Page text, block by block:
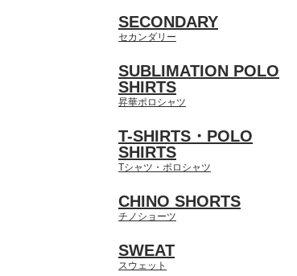
SECONDARY
セカンダリー
SUBLIMATION POLO
SHIRTS
昇華ポロシャツ
T-SHIRTS・POLO
SHIRTS
Tシャツ・ポロシャツ
CHINO SHORTS
チノショーツ
SWEAT
スウェット